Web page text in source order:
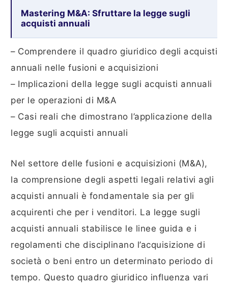
Mastering M&A: Sfruttare la legge sugli
acquisti annuali
– Comprendere il quadro giuridico degli acquisti
annuali nelle fusioni e acquisizioni
– Implicazioni della legge sugli acquisti annuali
per le operazioni di M&A
– Casi reali che dimostrano l’applicazione della
legge sugli acquisti annuali
Nel settore delle fusioni e acquisizioni (M&A),
la comprensione degli aspetti legali relativi agli
acquisti annuali è fondamentale sia per gli
acquirenti che per i venditori. La legge sugli
acquisti annuali stabilisce le linee guida e i
regolamenti che disciplinano l’acquisizione di
società o beni entro un determinato periodo di
tempo. Questo quadro giuridico influenza vari